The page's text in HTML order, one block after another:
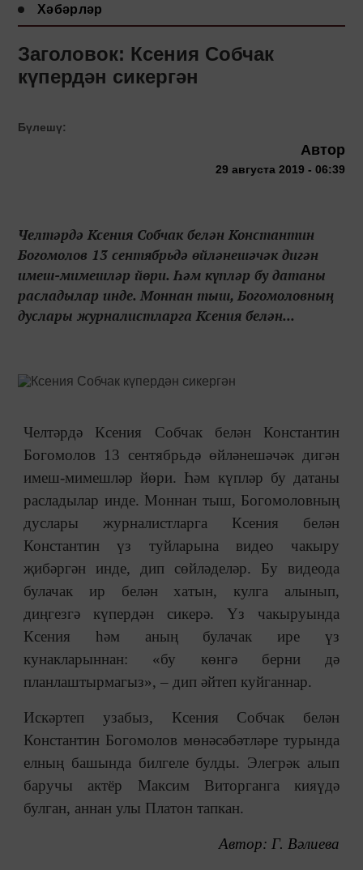
Хәбәрләр
Заголовок: Ксения Собчак
күпердән сикергән
Бүлешү:
Автор
29 августа 2019 - 06:39
Челтәрдә Ксения Собчак белән Константин
Богомолов 13 сентябрьдә өйләнешәчәк дигән
имеш-мимешләр йөри. Һәм күпләр бу датаны
расладылар инде. Моннан тыш, Богомоловның
дуслары журналистларга Ксения белән...
Челтәрдә Ксения Собчак белән Константин
Богомолов 13 сентябрьдә өйләнешәчәк дигән
имеш-мимешләр йөри. Һәм күпләр бу датаны
расладылар инде. Моннан тыш, Богомоловның
дуслары журналистларга Ксения белән
Константин үз туйларына видео чакыру
җибәргән инде, дип сөйләделәр. Бу видеода
булачак ир белән хатын, кулга алынып,
диңгезгә күпердән сикерә. Үз чакыруында
Ксения һәм аның булачак ире үз
кунакларыннан: «бу көнгә берни дә
планлаштырмагыз», – дип әйтеп куйганнар.
Искәртеп узабыз, Ксения Собчак белән
Константин Богомолов мөнәсәбәтләре турында
елның башында билгеле булды. Элегрәк алып
баручы актёр Максим Виторганга кияүдә
булган, аннан улы Платон тапкан.
Автор: Г. Вәлиева